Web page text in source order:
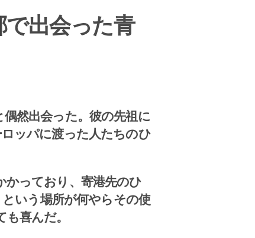
出会った青
然出会った。彼の先祖に
ッパに渡った人たちのひ
っており、寄港先のひ
いう場所が何やらその使
喜んだ。